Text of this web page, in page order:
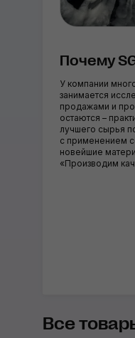
Почему
У компании
занимается
продажами и
остаются –
лучшего сырья
с применением
новейшие
«Производим
Все